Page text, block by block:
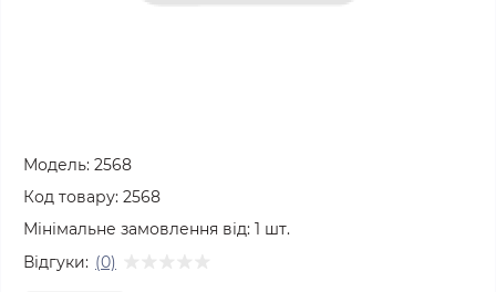
Модель: 2568
Код товару: 2568
Мінімальне замовлення від: 1 шт.
Відгуки: (0)